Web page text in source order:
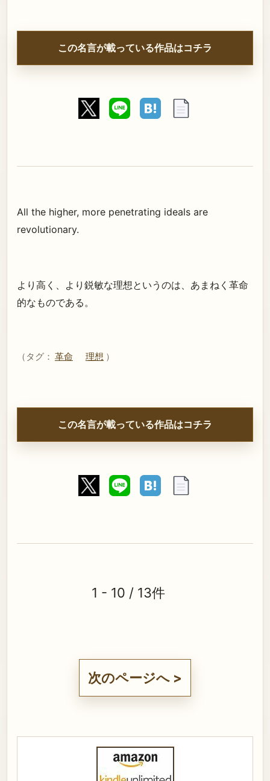
この名言が載っている作品はコチラ
All the higher, more penetrating ideals are
revolutionary.
より高く、より鋭敏な理想というのは、あまねく革命
的なものである。
（タグ： 革命 理想 ）
この名言が載っている作品はコチラ
1 - 10 / 13件
次のページへ >